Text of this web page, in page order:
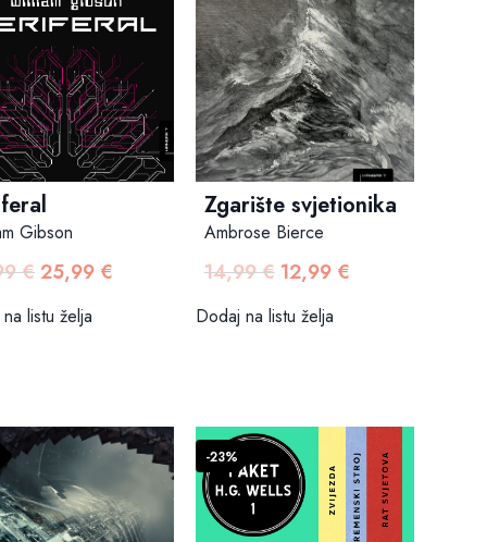
Gibson
€ Izvorna
bila
25,99 €
listu želja
Zgarište svjetionika
Ambrose Bierce
14,99€ Izvorna
bila
12,99 €Trenutna
Dodaj na listu želja
-23%